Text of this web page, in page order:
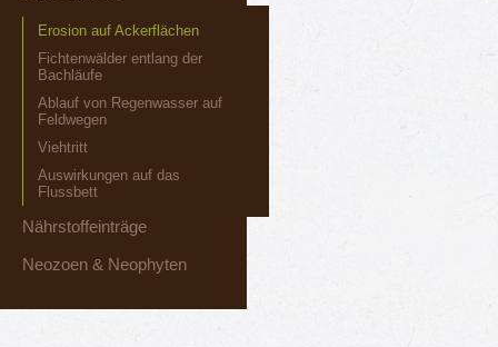
Erosion auf Ackerflächen
Fichtenwälder entlang der
Bachläufe
Ablauf von Regenwasser auf
Feldwegen
Viehtritt
Auswirkungen auf das
Flussbett
Nährstoffeinträge
Neozoen & Neophyten